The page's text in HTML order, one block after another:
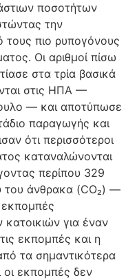
ποσοτήτων
την
πιο ρυπογόνους
Οι αριθμοί πίσω
στα τρία βασικά
στις ΗΠΑ —
— και αποτύπωσε
παραγωγής και
ότι περισσότεροι
καταναλώνονται
περίπου 329
του άνθρακα (CO₂) —
εκπομπές
για έναν
εκπομπές και η
τα σημαντικότερα
οι εκπομπές δεν